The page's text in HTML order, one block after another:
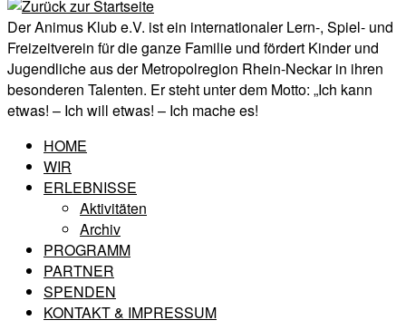
Der Animus Klub e.V. ist ein internationaler Lern-, Spiel- und
Freizeitverein für die ganze Familie und fördert Kinder und
Jugendliche aus der Metropolregion Rhein-Neckar in ihren
besonderen Talenten. Er steht unter dem Motto: „Ich kann
etwas! – Ich will etwas! – Ich mache es!
HOME
WIR
ERLEBNISSE
Aktivitäten
Archiv
PROGRAMM
PARTNER
SPENDEN
KONTAKT & IMPRESSUM